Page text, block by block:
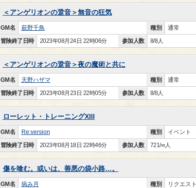
first
＜アンゲリオンの跫音＞無音の狂気
GM名 萩野千鳥 種別 通常
冒険終了日時
2023年08月24日 22時06分 参加人数 8/8人
＜アンゲリオンの跫音＞夜の魔術と共に
GM名 天野ハザマ 種別 通常
冒険終了日時
2023年08月23日 22時05分 参加人数 8/8人
ローレット・トレーニングXIII
GM名 Re:version 種別 イベント
冒険終了日時
2023年08月18日 22時46分 参加人数 721/∞人
傷を喰む。或いは、善悪の袋小路…。
GM名 病み月 種別 リクエスト